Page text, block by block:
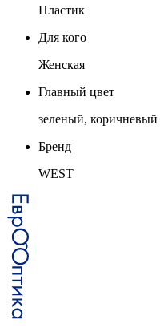
Пластик
Для кого
Женская
Главный цвет
зеленый, коричневый
Бренд
WEST